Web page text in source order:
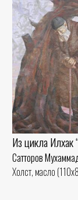
Из цикла Илхак
Сатторов
Холст, масло